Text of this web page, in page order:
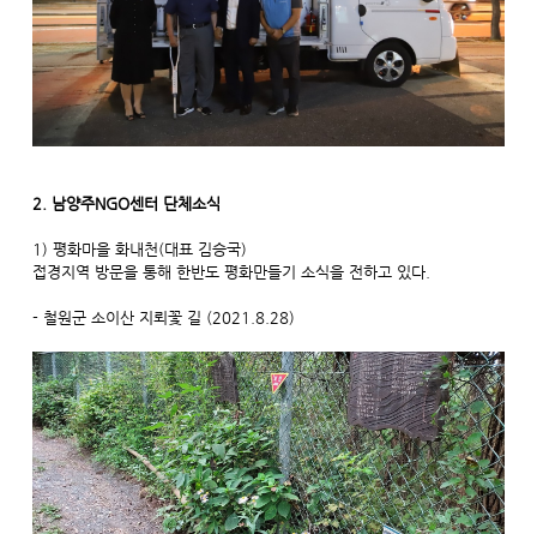
2. 남양주NGO센터 단체소식
1) 평화마을 화내천(대표 김승국)
접경지역 방문을 통해 한반도 평화만들기 소식을 전하고 있다.
- 철원군 소이산 지뢰꽃 길 (2021.8.28)